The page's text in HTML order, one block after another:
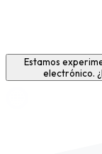
Estamos
electrónico.